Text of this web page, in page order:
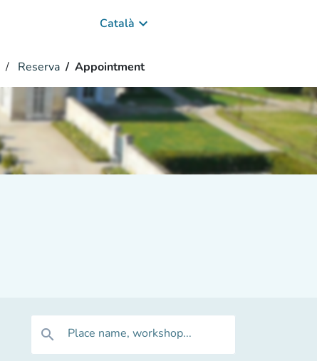
Català keyboard_arrow_down
Reserva Appointment
search Place name, workshop...